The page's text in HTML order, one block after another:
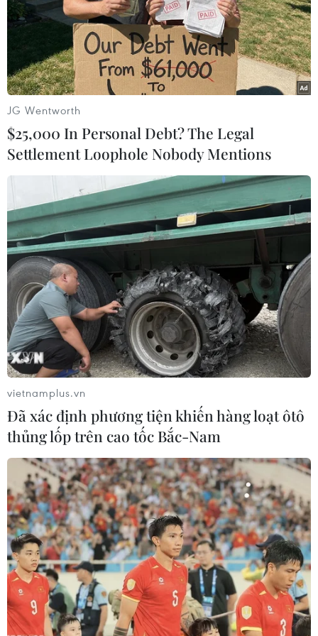
uống rượu
Tiến sĩ Nguyễn Trung Nguyên khuyến cáo, với
những tác hại kể trên, người dân cần hạn chế
sử dụng bia rượu; nhất là người mắc bệnh lý về
tim mạch, hô hấp… không nên uống rượu. Với
trường hợp người bị say rượu, nếu ngủ quên,
người thân cần chủ động đánh thức, cho ăn
cháo loãng để tránh bị hạ đường huyết. Đặc
biệt, với trường hợp người say rượu lâu không
tỉnh hoặc nôn, không thể ăn uống cần đưa ngay
đến cơ sở y tế để được xử trí kịp thời.
Tiến sỹ Nguyễn Trung Nguyên theo dõi sức khoẻ cho một bệnh
nhân ngộ độc rượu điều trị tại Trung tâm Chống độc. (Ảnh:
T.G/Vietnam+)
Chuyên gia chống độc đặc biệt lưu ý người mắc
bệnh lí về tim, động kinh, hô hấp, thể trạng gầy
yếu… không nên uống rượu vì khi đã bị ngộ độc
rượu thì thường rất nặng. Khi uống rượu thì
phải ăn, đặc biệt thức ăn giàu năng lượng
JG Wentworth
$25,000 In Personal Debt? The Legal
Settlement Loophole Nobody Mentions
vietnamplus.vn
Đã xác định phương tiện khiến hàng loạt ôtô
thủng lốp trên cao tốc Bắc-Nam